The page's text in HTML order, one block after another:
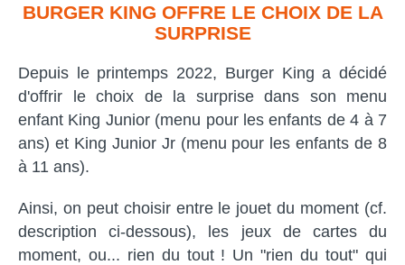
BURGER KING OFFRE LE CHOIX DE LA
SURPRISE
Depuis le printemps 2022, Burger King a décidé
d'offrir le choix de la surprise dans son menu
enfant King Junior (menu pour les enfants de 4 à 7
ans) et King Junior Jr (menu pour les enfants de 8
à 11 ans).
Ainsi, on peut choisir entre le jouet du moment (cf.
description ci-dessous), les jeux de cartes du
moment, ou... rien du tout ! Un "rien du tout" qui